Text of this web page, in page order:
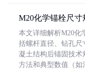
M20化学锚栓尺
本文详细解析M20化
括螺杆直径、钻孔
凝土结构后锚固技术
方法和典型数值（如